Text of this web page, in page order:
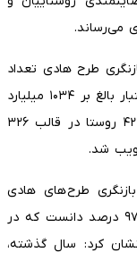
می‌رساند.
پایان سال ۱۴۰۴ تهیه و بازنگری طرح هادی تعداد
۶۳۸ روستا(۵۸۹ بازنگری و ۴۹ تهیه طرح) با اعتبار بالغ بر ۱۰۳۴ میلیارد
ریال صورت پذیرفته است، گفت: طرح هادی ۴۲۲ روستا در قالب ۳۲۶
طرح های هادی
روستایی استان در ابتدای سال ۱۴۰۰ را معادل ۹۷ درصد دانست که در
کرد: سال گذشته،